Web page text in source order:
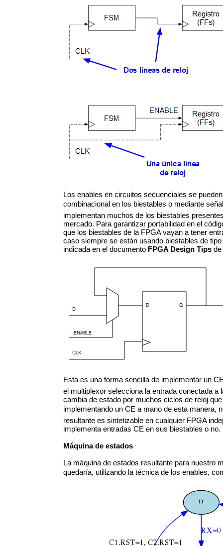
Los enables en circuitos secuenciales se
combinacional en los biestables o mediante
implementan muchos de los biestables
mercado. Para garantizar portabilidad en el
que los biestables de la FPGA vayan a tener
caso siempre se están usando biestables de
indicada en el documento FPGA Design Tips de
Esta es una forma sencilla de implementar un CE
el multiplexor selecciona la entrada conectada a
cambia de estado por muchos ciclos de reloj
implementando un CE a mano de esta
resultante es sintetizable en cualquier FPGA
implementa entradas CE en sus biestables o no.
Máquina de estados
La máquina de estados resultante para nuestro
quedaría, utilizando la técnica de los enables,